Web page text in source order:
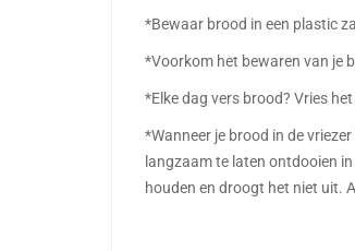
*Bewaar brood in een plastic
*Voorkom het bewaren van je
*Elke dag vers brood? Vries
*Wanneer je brood in de
langzaam te laten ontdooien
houden en droogt het niet uit.